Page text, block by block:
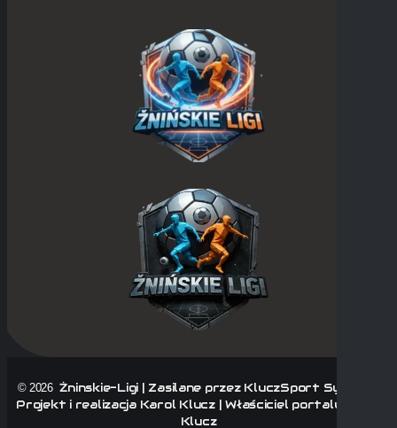
© 2026Żninskie-Ligi | Zasilane przez KluczSport System |
Projekt i realizacja Karol Klucz | Właściciel portalu Karol
Klucz